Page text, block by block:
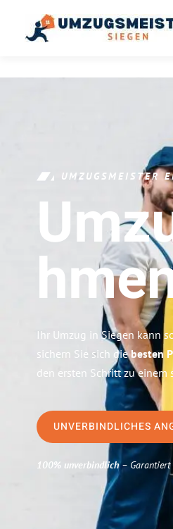
UMZUGSMEISTER
Ihr Umzug in Siegen kann
sichern Sie sich diebesten
den ersten Schritt zu einem
UNVERBINDLICHES
100% unverbindlich– Garantiert